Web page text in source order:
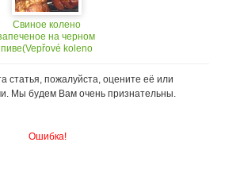
Свиное колено
на черном
пиве(Vepřové koleno
статья, пожалуйста, оцените её или
Мы будем Вам очень признательны.
Ошибка!